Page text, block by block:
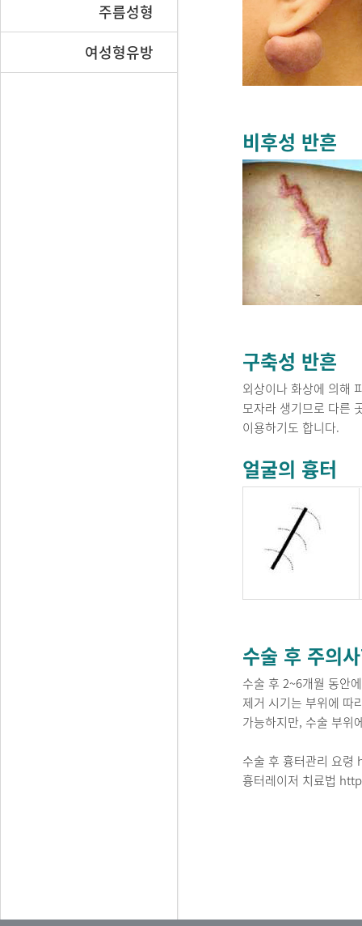
주름성형
여성형유방
비후성 반흔
구축성 반흔
외상이나 화상에 의해
모자라 생기므로 다른
이용하기도 합니다.
얼굴의 흉터
수술 후 주의
수술 후 2~6개월 동안
제거 시기는 부위에 따
가능하지만, 수술 부위
수술 후 흉터관리 요령
흉터레이저 치료법